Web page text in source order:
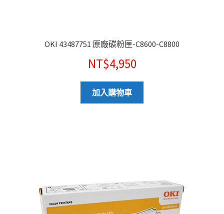
OKI 43487751 原廠碳粉匣-C8600-C8800
NT$4,950
加入購物車